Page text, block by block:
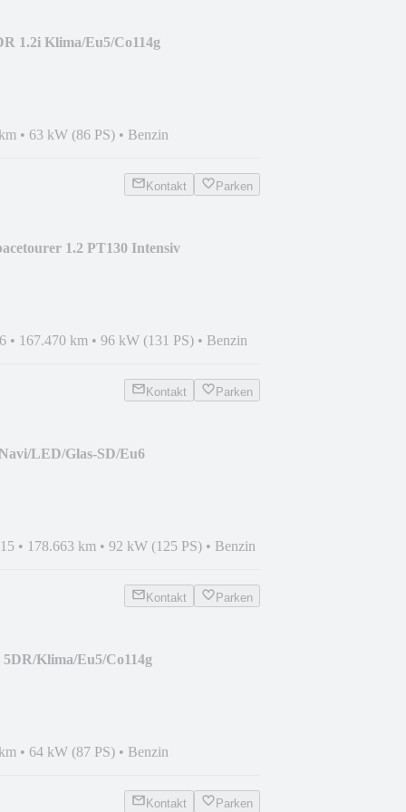
1.2i Klima/Eu5/Co114g
• 63 kW (86 PS) • Benzin
Kontakt Parken
1.2 PT130 Intensiv
• 167.470 km • 96 kW (131 PS) • Benzin
Kontakt Parken
LED/Glas-SD/Eu6
• 178.663 km • 92 kW (125 PS) • Benzin
Kontakt Parken
Klima/Eu5/Co114g
• 64 kW (87 PS) • Benzin
Kontakt Parken